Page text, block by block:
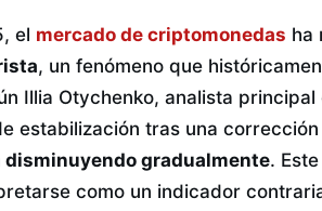
el mercado de criptomonedas ha
, un fenómeno que
Illia Otychenko, analista principal
estabilización tras una
disminuyendo gradualmente.
como un indicador